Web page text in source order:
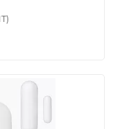
SIM, permettant
pour une
variés,
une utilisation
stabilité optimale
868 MHz.